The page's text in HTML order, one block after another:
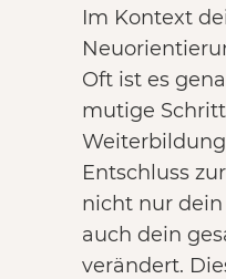
Im Kontext
Oft ist es
mutige
Entschluss
nicht nur dein
auch dein
verändert.